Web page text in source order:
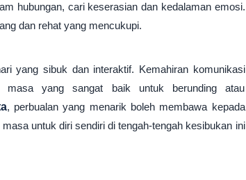
hubungan, cari keserasian dan kedalaman emosi.
dan rehat yang mencukupi.
yang sibuk dan interaktif. Kemahiran komunikasi
masa yang sangat baik untuk berunding atau
, perbualan yang menarik boleh membawa kepada
untuk diri sendiri di tengah-tengah kesibukan ini